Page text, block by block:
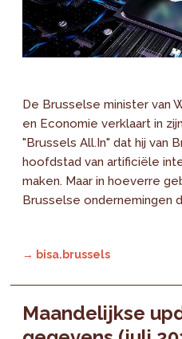
De Brusselse minister van
en Economie verklaart in
"Brussels All.In" dat hij van
hoofdstad van artificiële
maken. Maar in hoeverre
Brusselse ondernemingen
→ bisa.brussels
Maandelijkse